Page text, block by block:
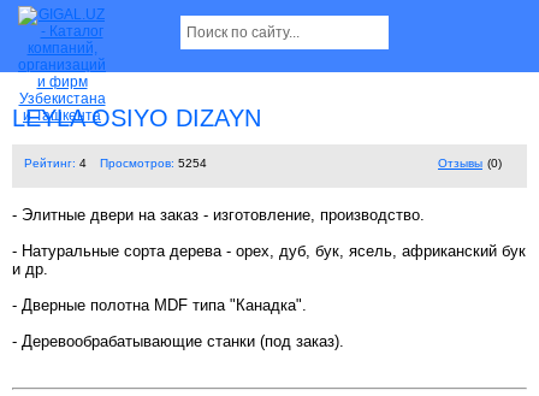
LEYLA OSIYO DIZAYN
Рейтинг: 4 Просмотров: 5254 Отзывы (0)
- Элитные двери на заказ - изготовление, производство.
- Натуральные сорта дерева - орех, дуб, бук, ясель, африканский бук
и др.
- Дверные полотна MDF типа "Канадка".
- Деревообрабатывающие станки (под заказ).